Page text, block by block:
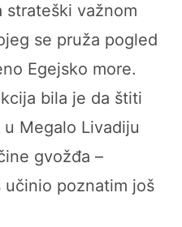
strateški važnom
se pruža pogled
Egejsko more.
bila je da štiti
Megalo Livadiju
gvožđa –
učinio poznatim još